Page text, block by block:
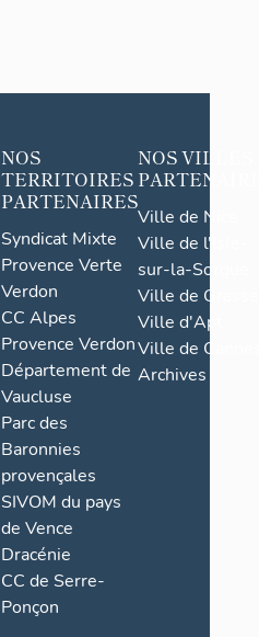
NOS
TERRITOIRES
PARTENAIRES
Syndicat Mixte
Provence Verte
Verdon
CC Alpes
Provence Verdon
Département de
Vaucluse
Parc des
Baronnies
provençales
SIVOM du pays
de Vence
Dracénie
CC de Serre-
Ponçon
NOS VILLES
Ville de Nice
Ville de l'Isle-
sur-la-Sorgue
Ville de Grasse
Ville d'Apt
Ville de
Archives